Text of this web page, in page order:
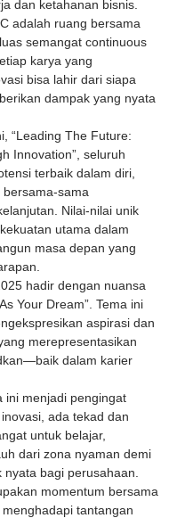
dan ketahanan bisnis.
adalah ruang bersama
semangat continuous
karya yang
bisa lahir dari siapa
dampak yang nyata
“Leading The Future:
Innovation”, seluruh
terbaik dalam diri,
sama
Nilai-nilai unik
utama dalam
masa depan yang
hadir dengan nuansa
Your Dream”. Tema ini
aspirasi dan
merepresentasikan
dalam karier
ini menjadi pengingat
ada tekad dan
untuk belajar,
dari zona nyaman demi
bagi perusahaan.
momentum bersama
tantangan